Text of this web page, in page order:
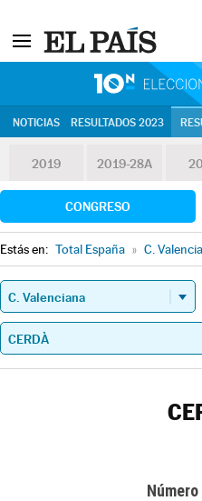
NOTICIAS RESULTADOS 2023
2019 2019-28A
CONGRESO
Estás en: Total España » C.